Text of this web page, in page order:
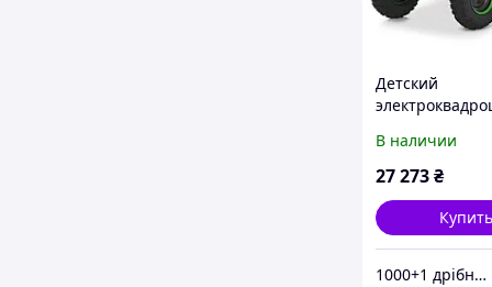
Детский
В наличии
27 273₴
Купить
1000+1 дрібниця